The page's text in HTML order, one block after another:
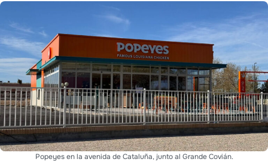
Popeyes en la avenida de Cataluña, junto al Grande Covián.